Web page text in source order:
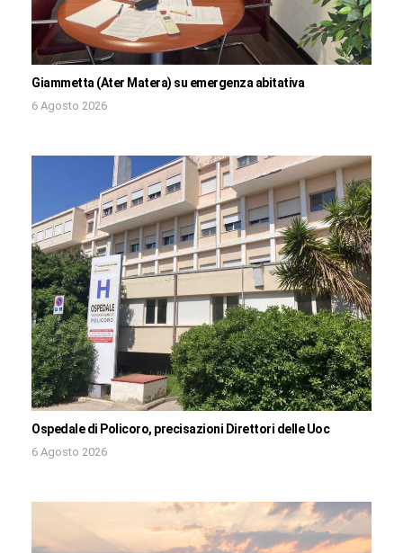
Giammetta (Ater Matera) su emergenza abitativa
6 Agosto 2026
Ospedale di Policoro, precisazioni Direttori delle Uoc
6 Agosto 2026